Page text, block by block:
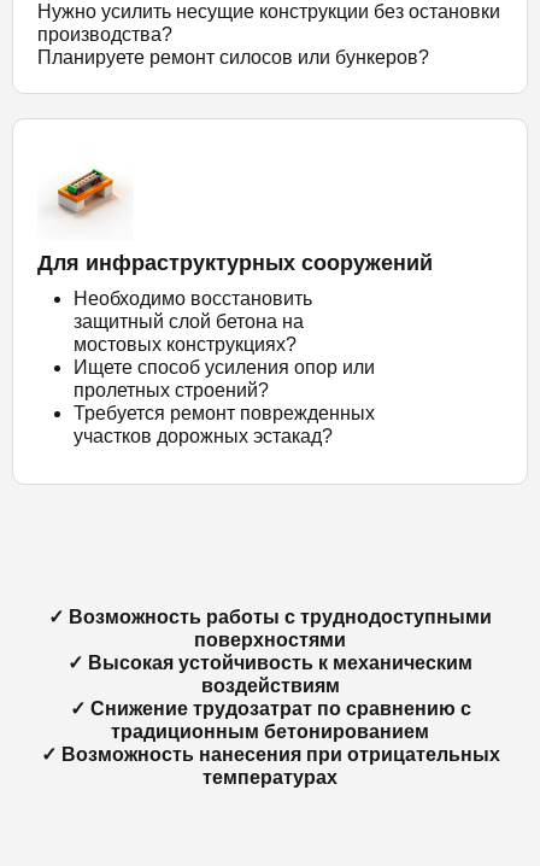
Нужно усилить несущие конструкции без остановки
производства?
Планируете ремонт силосов или бункеров?
Для инфраструктурных сооружений
Необходимо восстановить
защитный слой бетона на
мостовых конструкциях?
Ищете способ усиления опор или
пролетных строений?
Требуется ремонт поврежденных
участков дорожных эстакад?
✓ Возможность работы с труднодоступными
поверхностями
✓ Высокая устойчивость к механическим
воздействиям
✓ Снижение трудозатрат по сравнению с
традиционным бетонированием
✓ Возможность нанесения при отрицательных
температурах